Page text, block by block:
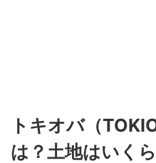
トキオバ（
は？土地はいく